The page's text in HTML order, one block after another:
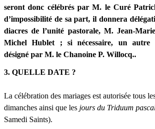
seront donc célébrés par M. le Curé
d’impossibilité de sa part, il donnera
diacres de l’unité pastorale, M. Jean-
MichelHublet ; si nécessaire, un autre
désigné par M. le Chanoine P. Willocq..
3. QUELLE DATE ?
La célébration des mariages est autorisée tous
dimanches ainsi que les jours du Triduum
Samedi Saints).